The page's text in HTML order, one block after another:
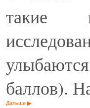
такие
баллов).
Дальше